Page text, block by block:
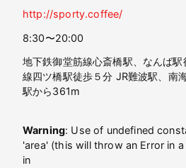
http://sporty.coffee/
8:30〜20:00
地下鉄御堂筋線心斎橋駅、なんば
線四ツ橋駅徒歩５分 JR難波駅、南
駅から361m
Warning: Use of undefined
'area' (this will throw an Error in
in